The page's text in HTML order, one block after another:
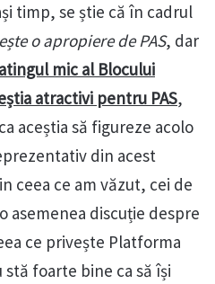
timp, se știe că în cadrul
o apropiere de PAS, dar
mic al Blocului
atractivi pentru PAS,
aceștia să figureze acolo
din acest
ceea ce am văzut, cei de
asemenea discuție despre
ce privește Platforma
stă foarte bine ca să își